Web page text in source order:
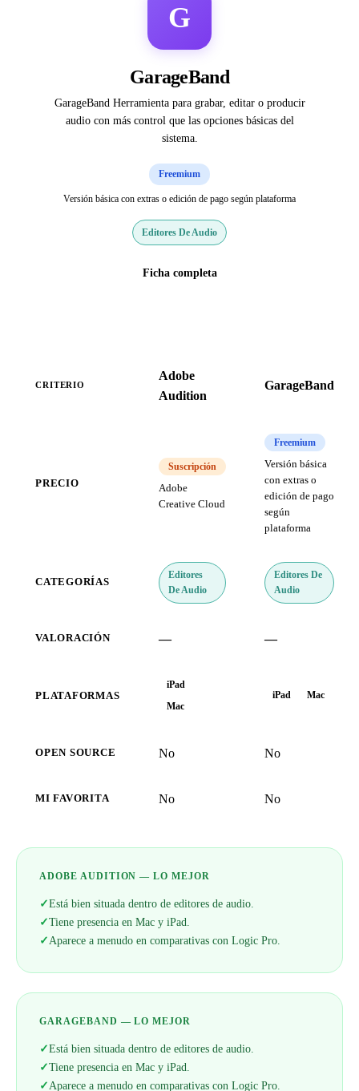
G
GarageBand
GarageBand Herramienta para grabar, editar o producir
audio con más control que las opciones básicas del
sistema.
Freemium
Versión básica con extras o edición de pago según plataforma
Editores De Audio
Ficha completa
CRITERIO
Adobe
Audition
GarageBand
PRECIO
Suscripción
Adobe
Creative Cloud
Freemium
Versión básica
con extras o
edición de pago
según
plataforma
CATEGORÍAS
Editores
De Audio
Editores De
Audio
VALORACIÓN — —
PLATAFORMAS
iPad
Mac
iPad Mac
OPEN SOURCE No No
MI FAVORITA No No
ADOBE AUDITION — LO MEJOR
✓Está bien situada dentro de editores de audio.
✓Tiene presencia en Mac y iPad.
✓Aparece a menudo en comparativas con Logic Pro.
GARAGEBAND — LO MEJOR
✓Está bien situada dentro de editores de audio.
✓Tiene presencia en Mac y iPad.
✓Aparece a menudo en comparativas con Logic Pro.